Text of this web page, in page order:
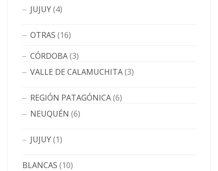
JUJUY(4)
OTRAS (16)
CÓRDOBA(3)
VALLE DE CALAMUCHITA(3)
REGIÓN PATAGÓNICA(6)
NEUQUÉN (6)
JUJUY(1)
BLANCAS (10)